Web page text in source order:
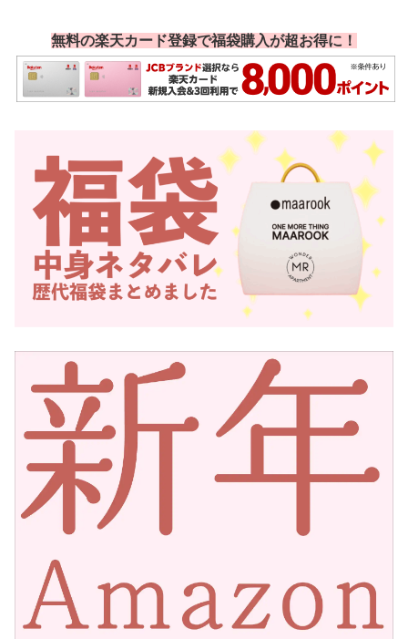
無料の楽天カード登録で福袋購入が超お得に！